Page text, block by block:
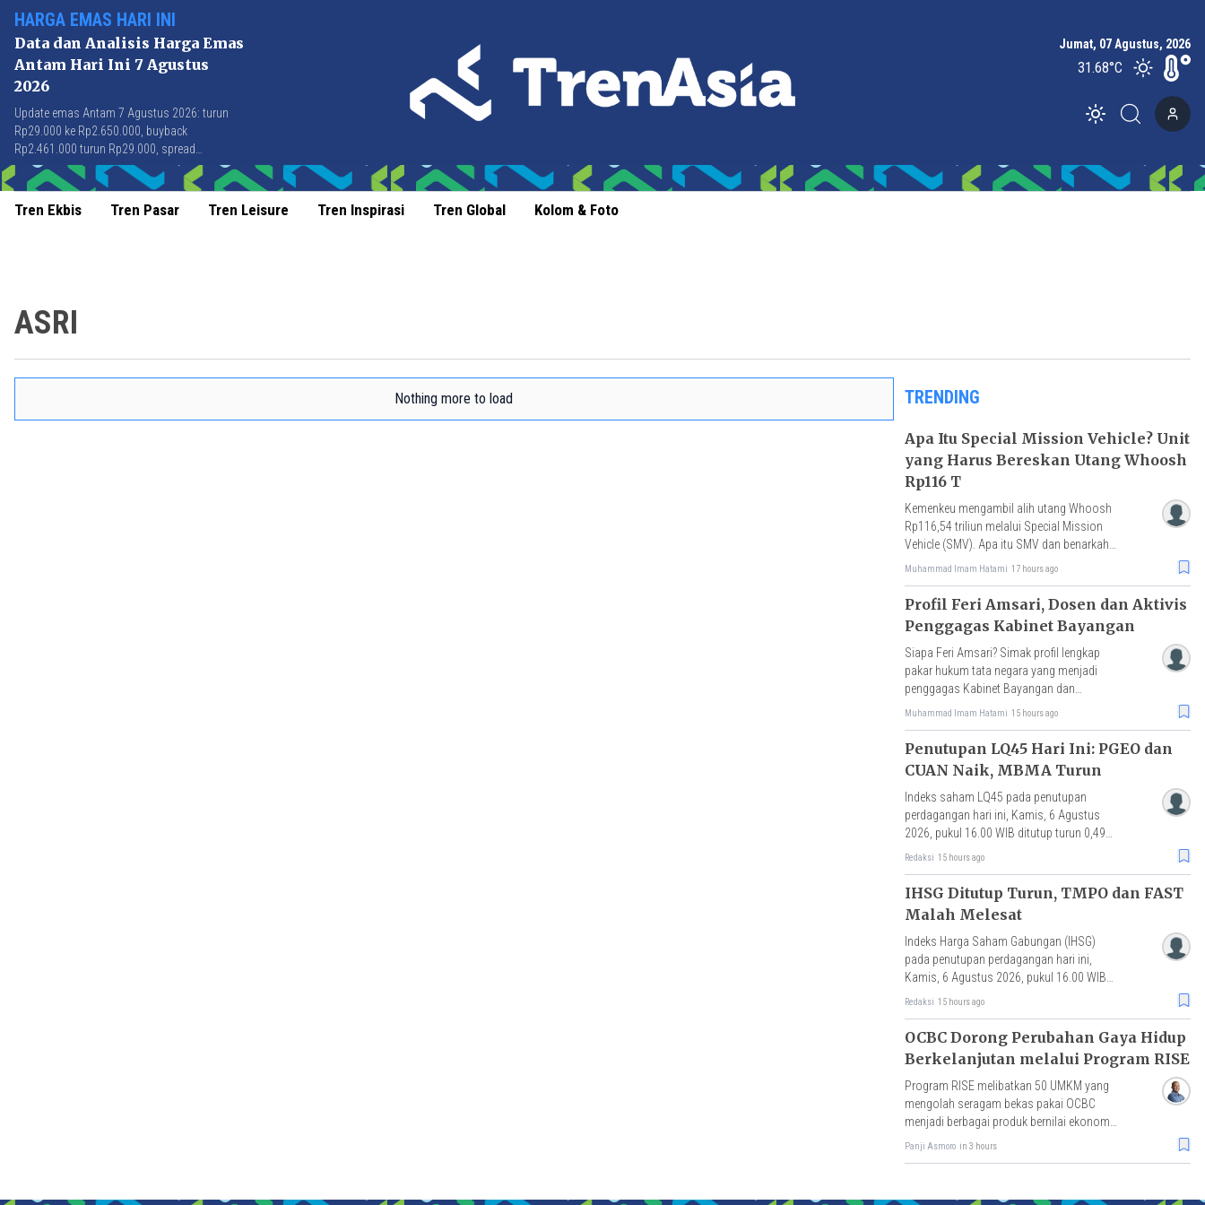
HARGA EMAS HARI INI
Data dan Analisis Harga Emas
Antam Hari Ini 7 Agustus
2026
Update emas Antam 7 Agustus 2026: turun
Rp29.000 ke Rp2.650.000, buyback
Rp2.461.000 turun Rp29.000, spread
Rp189.000 stabil di level terbaik sejak April
2026.
Jumat, 07 Agustus, 2026
31.68°C
Toggle theme
Tren Ekbis Tren Pasar Tren Leisure Tren Inspirasi Tren Global Kolom & Foto
ASRI
Nothing more to load TRENDING
Apa Itu Special Mission Vehicle? Unit
yang Harus Bereskan Utang Whoosh
Rp116 T
Kemenkeu mengambil alih utang Whoosh
Rp116,54 triliun melalui Special Mission
Vehicle (SMV). Apa itu SMV dan benarkah
skema ini tidak membebani APBN?
Muhammad Imam Hatami 17 hours ago
Profil Feri Amsari, Dosen dan Aktivis
Penggagas Kabinet Bayangan
Siapa Feri Amsari? Simak profil lengkap
pakar hukum tata negara yang menjadi
penggagas Kabinet Bayangan dan
menjabat Menteri Sekretaris Negara
Muhammad Imam Hatami 15 hours ago
Penutupan LQ45 Hari Ini: PGEO dan
CUAN Naik, MBMA Turun
Indeks saham LQ45 pada penutupan
perdagangan hari ini, Kamis, 6 Agustus
2026, pukul 16.00 WIB ditutup turun 0,49%
atau melemah 3 poin ke level 630,86.
Redaksi 15 hours ago
IHSG Ditutup Turun, TMPO dan FAST
Malah Melesat
Indeks Harga Saham Gabungan (IHSG)
pada penutupan perdagangan hari ini,
Kamis, 6 Agustus 2026, pukul 16.00 WIB
ditutup turun 0.12% atau melemah 7,46
Redaksi 15 hours ago
OCBC Dorong Perubahan Gaya Hidup
Berkelanjutan melalui Program RISE
Program RISE melibatkan 50 UMKM yang
mengolah seragam bekas pakai OCBC
menjadi berbagai produk bernilai ekonomi,
dengan hasil penjualan akan disalurkan
Panji Asmoro in 3 hours